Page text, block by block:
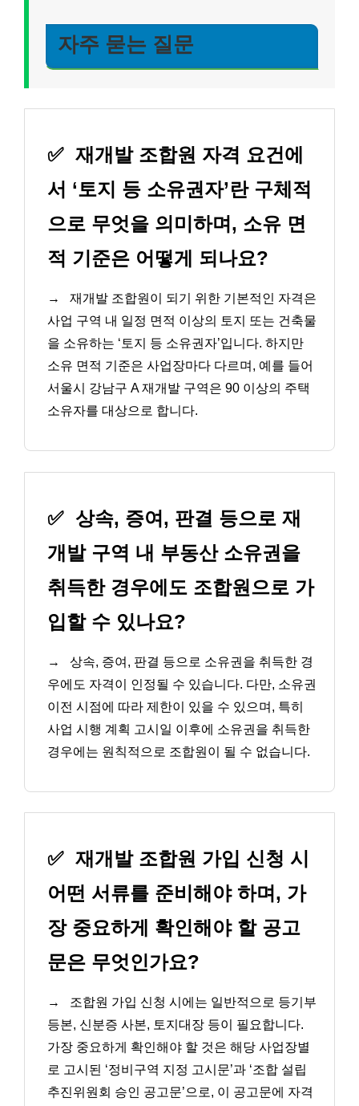
자주 묻는 질문
✅ 재개발 조합원 자격 요건에
서 ‘토지 등 소유권자’란 구체적
으로 무엇을 의미하며, 소유 면
적 기준은 어떻게 되나요?
→
재개발 조합원이 되기 위한 기본적인 자격은
사업 구역 내 일정 면적 이상의 토지 또는 건축물
을 소유하는 ‘토지 등 소유권자’입니다. 하지만
소유 면적 기준은 사업장마다 다르며, 예를 들어
서울시 강남구 A 재개발 구역은 90 이상의 주택
소유자를 대상으로 합니다.
✅ 상속, 증여, 판결 등으로 재
개발 구역 내 부동산 소유권을
취득한 경우에도 조합원으로 가
입할 수 있나요?
→
상속, 증여, 판결 등으로 소유권을 취득한 경
우에도 자격이 인정될 수 있습니다. 다만, 소유권
이전 시점에 따라 제한이 있을 수 있으며, 특히
사업 시행 계획 고시일 이후에 소유권을 취득한
경우에는 원칙적으로 조합원이 될 수 없습니다.
✅ 재개발 조합원 가입 신청 시
어떤 서류를 준비해야 하며, 가
장 중요하게 확인해야 할 공고
문은 무엇인가요?
→
조합원 가입 신청 시에는 일반적으로 등기부
등본, 신분증 사본, 토지대장 등이 필요합니다.
가장 중요하게 확인해야 할 것은 해당 사업장별
로 고시된 ‘정비구역 지정 고시문’과 ‘조합 설립
추진위원회 승인 공고문’으로, 이 공고문에 자격